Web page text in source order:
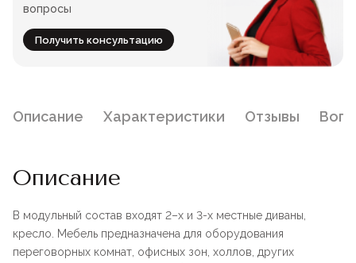
вопросы
Получить консультацию
Описание Характеристики Отзывы
Описание
В модульный состав входят 2–х и 3-х местные диваны,
кресло. Мебель предназначена для оборудования
переговорных комнат, офисных зон, холлов, других